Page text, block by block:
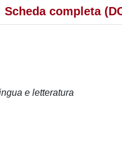
Scheda completa
e letteratura